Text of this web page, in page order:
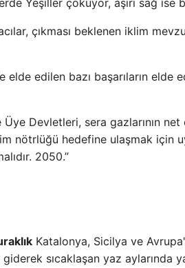
Yeşiller çöküyor, aşırı sağ ise
çıkması beklenen iklim
edilen bazı başarıların elde
Devletleri, sera gazlarının net
nötrlüğü hedefine ulaşmak için
2050.”
Katalonya, Sicilya ve
sıcaklaşan yaz aylarında